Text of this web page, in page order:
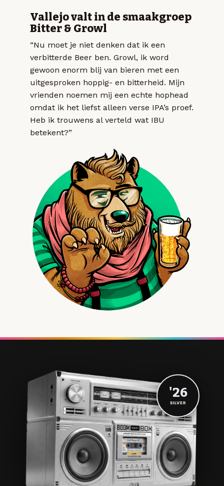
Vallejo valt in de smaakgroep
Bitter & Growl
“Nu moet je niet denken dat ik een
verbitterde Beer ben. Growl, ik word
gewoon enorm blij van bieren met een
uitgesproken hoppig- en bitterheid. Mijn
vrienden noemen mij een echte hophead
omdat ik het liefst alleen verse IPA’s proef.
Heb ik trouwens al verteld wat IBU
betekent?”
'26
SILVER